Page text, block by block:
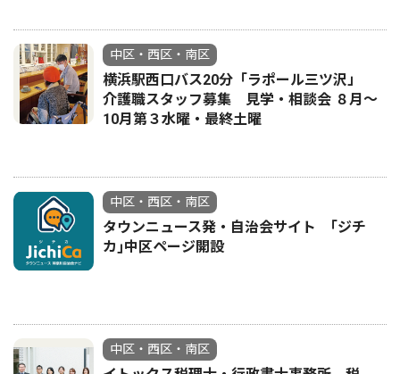
中区・西区・南区
横浜駅西口バス20分「ラポール三ツ沢」
介護職スタッフ募集 見学・相談会 ８月〜
10月第３水曜・最終土曜
中区・西区・南区
タウンニュース発・自治会サイト ｢ジチ
カ｣中区ページ開設
中区・西区・南区